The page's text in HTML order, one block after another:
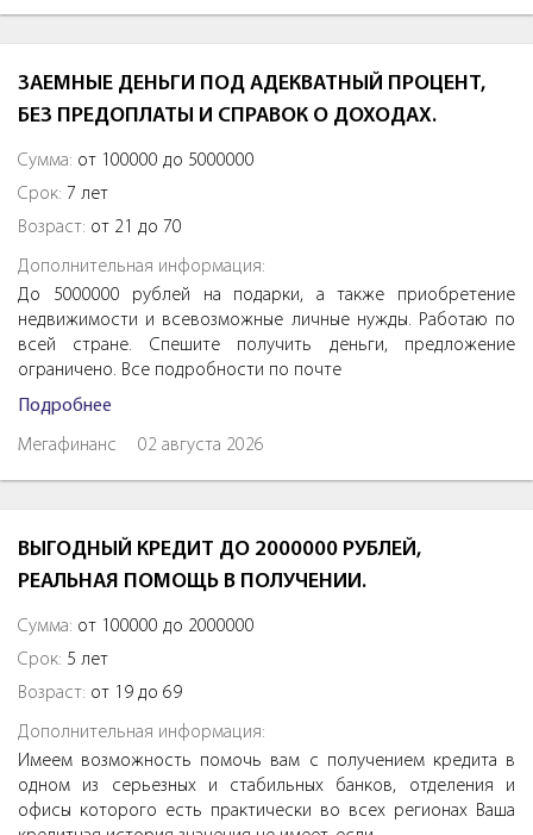
ЗАЕМНЫЕ ДЕНЬГИ ПОД АДЕКВАТНЫЙ ПРОЦЕНТ,
БЕЗ ПРЕДОПЛАТЫ И СПРАВОК О ДОХОДАХ.
Сумма: от 100000 до 5000000
Срок: 7 лет
Возраст: от 21 до 70
Дополнительная информация:
До 5000000 рублей на подарки, а также приобретение
недвижимости и всевозможные личные нужды. Работаю по
всей стране. Спешите получить деньги, предложение
ограничено. Все подробности по почте
Подробнее
Мегафинанс 02 августа 2026
ВЫГОДНЫЙ КРЕДИТ ДО 2000000 РУБЛЕЙ,
РЕАЛЬНАЯ ПОМОЩЬ В ПОЛУЧЕНИИ.
Сумма: от 100000 до 2000000
Срок: 5 лет
Возраст: от 19 до 69
Дополнительная информация:
Имеем возможность помочь вам с получением кредита в
одном из серьезных и стабильных банков, отделения и
офисы которого есть практически во всех регионах Ваша